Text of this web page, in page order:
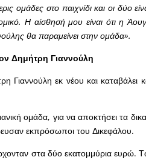
στο παιχνίδι και οι δύο
Η αίσθησή μου είναι ότι η
θα παραμείνει στην ομάδα».
Δημήτρη Γιαννούλη
Γιαννούλη εκ νέου και καταβάλει
ομάδα, για να αποκτήσει τα
εκπρόσωποι του Δικεφάλου.
στα δύο εκατομμύρια ευρώ.